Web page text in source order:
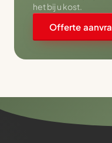
het bij u kost.
Offerte